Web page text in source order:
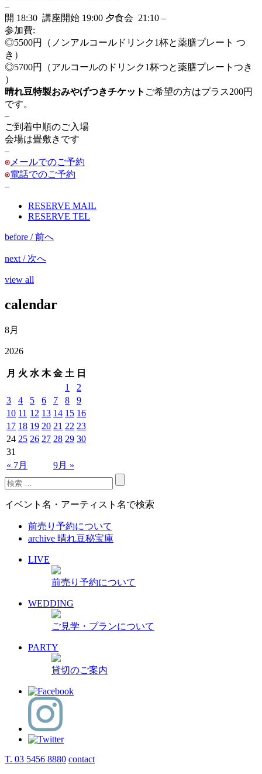
–
開 18:30 講座開始 19:00 夕食会 21:10 –
参加費:
◎5500円（ノンアルコールドリンク1杯と薬膳プレート つ
き）
◎5700円（アルコールのドリンク1杯つと薬膳プレートつき
）
晴れ豆特製おみやげつきチケット ご希望の方はプラス200円
です。
–
ご到着中順のご入場
会場は畳敷きです
–
メールでのご予約
電話でのご予約
–
RESERVE MAIL
RESERVE TEL
before / 前へ
next / 次へ
view all
calendar
8月
2026
月 火 水 木 金 土 日
« 7月 9月 »
1
2
3
4 5 6 7 8
9
10 11 12 13 14 15 16
17 18 19 20 21 22 23
24 25 26 27 28 29 30
31
イベント名・アーティスト名で検索
前売り予約について
archive 晴れ豆秘宝庫
LIVE
前売り予約について
WEDDING
ご見学・プランについて
PARTY
貸切のご案内
T. 03 5456 8880 contact